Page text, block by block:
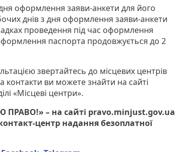
оформлення заяви-анкети для його
днів з дня оформлення заяви-анкети
проведення під час оформлення
паспорта продовжується до 2
звертайтесь до місцевих центрів
контакти ви можете знайти на сайті
«Місцеві центри».
ПРАВО!» – на сайті pravo.minjust.gov.ua
центр надання безоплатної